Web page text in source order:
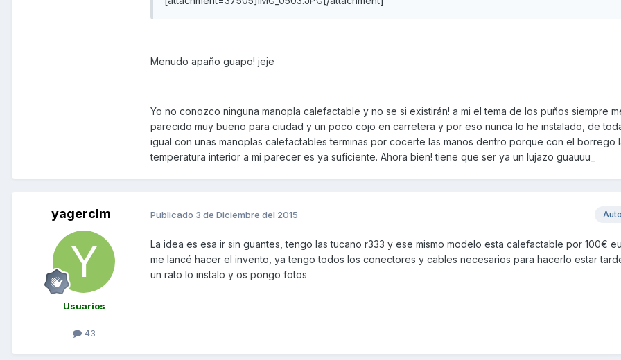
Menudo apaño guapo! jeje
Yo no conozco ninguna manopla calefactable y no se si existirán! a mi el tema de los puños siempre
parecido muy bueno para ciudad y un poco cojo en carretera y por eso nunca lo he instalado, de
igual con unas manoplas calefactables terminas por cocerte las manos dentro porque con el borrego
temperatura interior a mi parecer es ya suficiente. Ahora bien! tiene que ser ya un lujazo guauuu_
yagerclm
Usuarios
43
Publicado 3 de Diciembre del 2015
La idea es esa ir sin guantes, tengo las tucano r333 y ese mismo modelo esta calefactable por 100€
me lancé hacer el invento, ya tengo todos los conectores y cables necesarios para hacerlo estar
un rato lo instalo y os pongo fotos